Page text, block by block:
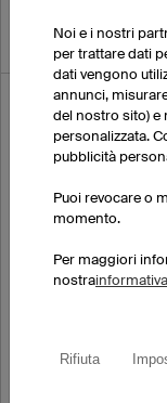
Maglia FL1 Kids
Vorrei ordinare
Cognome
Azienda o
Noi e i nostri
per trattare dati
dati vengono
annunci,
del nostro sito) e
personalizzata.
pubblicità
Puoi revocare o
momento.
Per maggiori
nostra
Rifiuta